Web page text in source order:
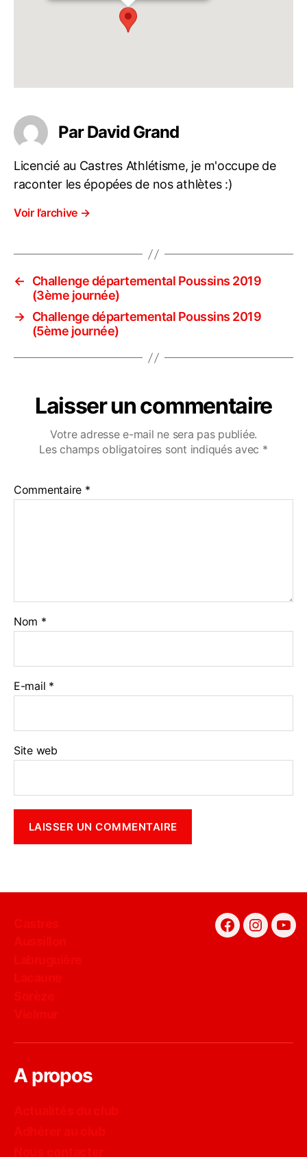
Par David Grand
Licencié au Castres Athlétisme, je m'occupe de
raconter les épopées de nos athlètes :)
Voir l’archive →
←
Challenge départemental Poussins 2019
(3ème journée)
→ Challenge départemental Poussins 2019
(5ème journée)
Laisser un commentaire
Votre adresse e-mail ne sera pas publiée.
Les champs obligatoires sont indiqués avec *
Commentaire *
Nom *
E-mail *
Site web
Facebook
A propos